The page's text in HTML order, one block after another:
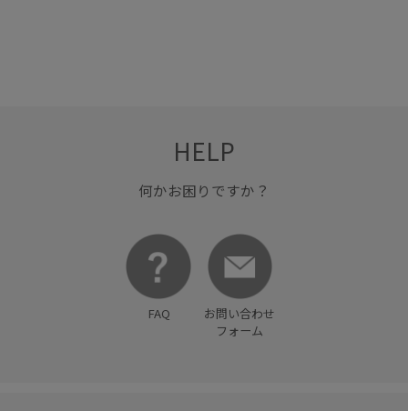
HELP
何かお困りですか？
FAQ
お問い合わせ
フォーム